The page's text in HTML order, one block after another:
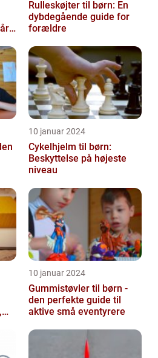
Rulleskøjter til børn: En
dybdegående guide for
forældre
10 januar 2024
Cykelhjelm til børn:
Beskyttelse på højeste
niveau
10 januar 2024
Gummistøvler til børn -
den perfekte guide til
aktive små eventyrere